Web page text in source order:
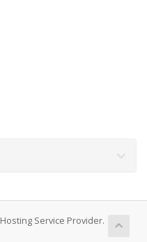
Service Provider.